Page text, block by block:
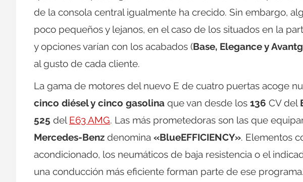
de la consola central igualmente ha crecido. Sin embargo,
poco pequeños y lejanos, en el caso de los situados en la
y opciones varían con los acabados (Base, Elegance y
al gusto de cada cliente.
La gama de motores del nuevo E de cuatro puertas acoge
cinco diésel y cinco gasolina que van desde los 136 CV del
525 del E63 AMG. Las más prometedoras son las que
Mercedes-Benz denomina «BlueEFFICIENCY». Elementos
acondicionado, los neumáticos de baja resistencia o el
una conducción más eficiente forman parte de ese